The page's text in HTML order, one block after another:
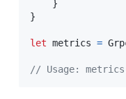
}
}
let metrics =
// Usage: